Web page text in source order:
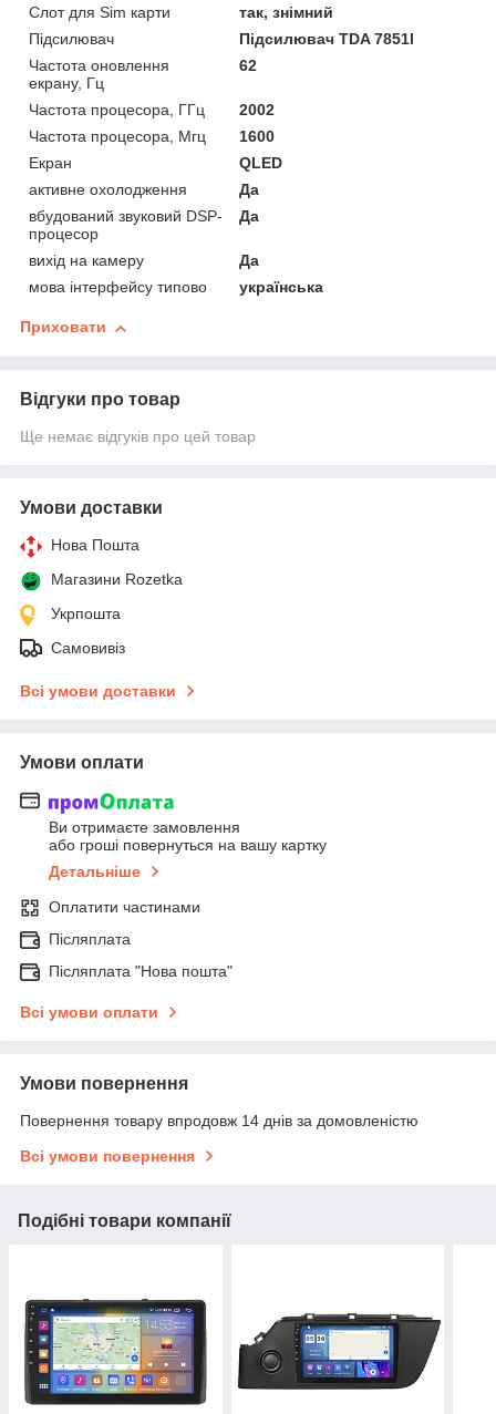
Слот для Sim карти
так, знімний
Підсилювач
Підсилювач TDA 7851l
Частота оновлення
екрану, Гц
62
Частота процесора, ГГц
2002
Частота процесора, Мгц
1600
Екран
QLED
активне охолодження
Да
вбудований звуковий DSP-
процесор
Да
вихід на камеру
Да
мова інтерфейсу типово
українська
Приховати
Відгуки про товар
Ще немає відгуків про цей товар
Умови доставки
Нова Пошта
Магазини Rozetka
Укрпошта
Самовивіз
Всі умови доставки
Умови оплати
Ви отримаєте замовлення
або гроші повернуться на вашу картку
Детальніше
Оплатити частинами
Післяплата
Післяплата "Нова пошта"
Всі умови оплати
Умови повернення
Повернення товару впродовж 14 днів за домовленістю
Всі умови повернення
Подібні товари компанії